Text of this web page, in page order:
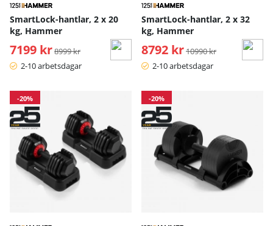
SmartLock-hantlar, 2 x 20
kg, Hammer
7199 kr Ordinarie pris:
8999 kr
2-10 arbetsdagar
SmartLock-hantlar, 2 x 32
kg, Hammer
8792 kr Ordinarie pris:
10990 kr
2-10 arbetsdagar
-20% -20%